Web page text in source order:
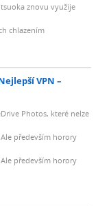
znovu využije
chlazením
VPN –
Photos, které nelze
především horory
především horory